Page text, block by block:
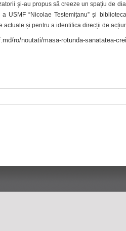
şi-au propus să creeze un spațiu de
USMF “Nicolae Testemițanu” și
actuale și pentru a identifica direcții de
ro/noutati/masa-rotunda-sanatatea-